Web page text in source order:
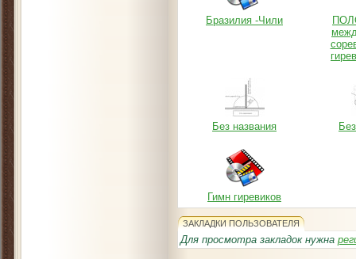
Бразилия -Чили
Без названия
Гимн гиревиков
ЗАКЛАДКИ ПОЛЬЗОВАТЕЛЯ
Для просмотра закладок нужна